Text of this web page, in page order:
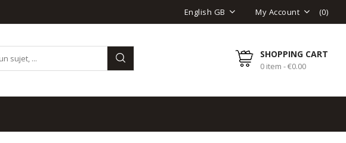
English GB My Account (0)
SHOPPING CART
0 item - €0.00